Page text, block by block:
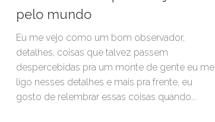
pelo mundo
Eu me vejo como um bom observador,
detalhes, coisas que talvez passem
despercebidas pra um monte de gente eu me
ligo nesses detalhes e mais pra frente, eu
gosto de relembrar essas coisas quando...